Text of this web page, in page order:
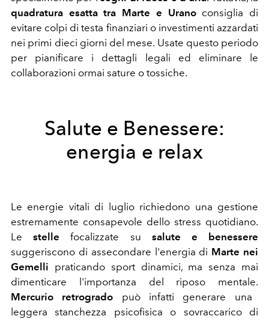
quadratura esatta tra Marte e Uranoconsiglia di
evitare colpi di testa finanziari o investimenti azzardati
nei primi dieci giorni del mese. Usate questo periodo
per pianificare i dettagli legali ed eliminare le
collaborazioni ormai sature o tossiche.
Salute e Benessere:
energia e relax
Le energie vitali di luglio richiedono una gestione
estremamente consapevole dello stress quotidiano.
Lestelle focalizzate su salute e benessere
suggeriscono di assecondare l'energia di Marte nei
Gemelli praticando sport dinamici, ma senza mai
dimenticare l'importanza del riposo mentale.
Mercurio retrogrado può infatti generare una
leggera stanchezza psicofisica o sovraccarico di